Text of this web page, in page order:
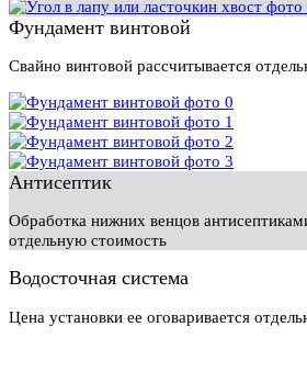
Фундамент винтовой
Свайно винтовой рассчитывается
Антисептик
Обработка нижних венцов
отдельную стоимость
Водосточная система
Цена установки ее оговаривается